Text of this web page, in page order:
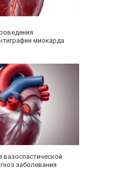
миокарда
вазоспастической
заболевания